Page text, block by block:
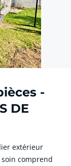
-
DE
extérieur
comprend